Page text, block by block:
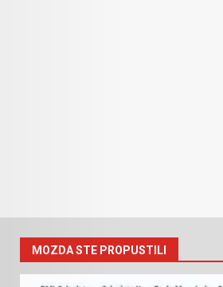
MOZDA STE PROPUSTILI